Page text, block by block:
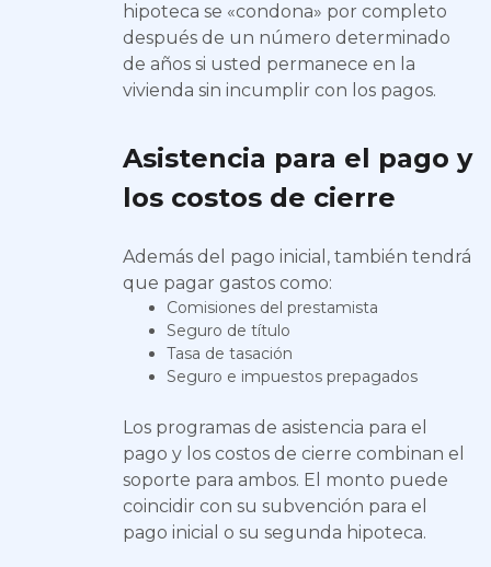
hipoteca se «condona» por completo
después de un número determinado
de años si usted permanece en la
vivienda sin incumplir con los pagos.
Asistencia para el pago y
los costos de cierre
Además del pago inicial, también tendrá
que pagar gastos como:
Comisiones del prestamista
Seguro de título
Tasa de tasación
Seguro e impuestos prepagados
Los programas de asistencia para el
pago y los costos de cierre combinan el
soporte para ambos. El monto puede
coincidir con su subvención para el
pago inicial o su segunda hipoteca.